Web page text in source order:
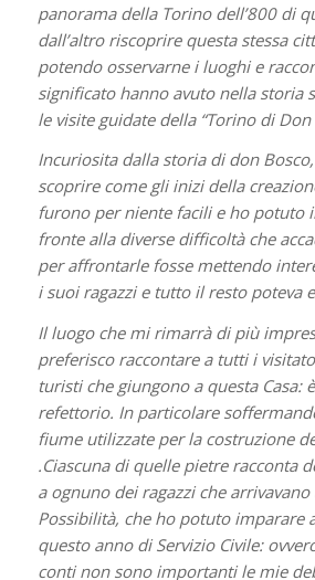
panorama della Torino dell’800 di
dall’altro riscoprire questa stessa
potendo osservarne i luoghi e
significato hanno avuto nella storia
le visite guidate della “Torino di Don
Incuriosita dalla storia di don
scoprire come gli inizi della
furono per niente facili e ho potuto
fronte alla diverse difficoltà che
per affrontarle fosse mettendo
i suoi ragazzi e tutto il resto poteva
Il luogo che mi rimarrà di più
preferisco raccontare a tutti i
turisti che giungono a questa Casa:
refettorio. In particolare
fiume utilizzate per la costruzione
.Ciascuna di quelle pietre racconta
a ognuno dei ragazzi che arrivavano
Possibilità, che ho potuto imparare
questo anno di Servizio Civile:
conti non sono importanti le mie